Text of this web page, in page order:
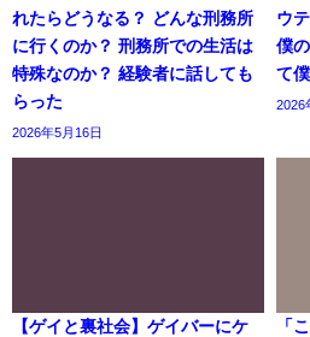
れたらどうなる？ どんな刑務所
に行くのか？ 刑務所での生活は
特殊なのか？ 経験者に話しても
らった
2026年5月16日
ウ
僕
て
2026
【ゲイと裏社会】ゲイバーにケ
「